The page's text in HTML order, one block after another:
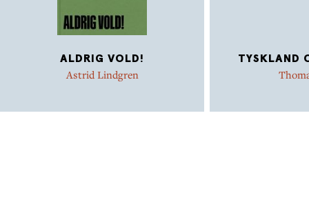
ALDRIG VOLD!
Astrid Lindgren
TYSKLAND